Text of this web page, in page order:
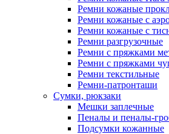
Ремни кожаные
Ремни кожаные с
Ремни кожаные с
Ремни разгрузочные
Ремни с пряжками
Ремни с пряжками
Ремни текстильные
Ремни-патронташи
Сумки, рюкзаки
Мешки заплечные
Пеналы и пеналы-
Подсумки кожанные